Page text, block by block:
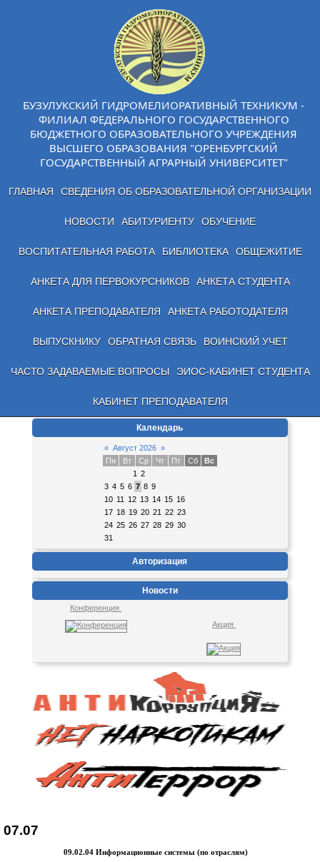
БУЗУЛУКСКИЙ ГИДРОМЕЛИОРАТИВНЫЙ ТЕХНИКУМ -
ФИЛИАЛ ФЕДЕРАЛЬНОГО ГОСУДАРСТВЕННОГО
БЮДЖЕТНОГО ОБРАЗОВАТЕЛЬНОГО УЧРЕЖДЕНИЯ
ВЫСШЕГО ОБРАЗОВАНИЯ "ОРЕНБУРГСКИЙ
ГОСУДАРСТВЕННЫЙ АГРАРНЫЙ УНИВЕРСИТЕТ"
ГЛАВНАЯ СВЕДЕНИЯ ОБ ОБРАЗОВАТЕЛЬНОЙ ОРГАНИЗАЦИИ
НОВОСТИ АБИТУРИЕНТУ ОБУЧЕНИЕ
ВОСПИТАТЕЛЬНАЯ РАБОТА БИБЛИОТЕКА ОБЩЕЖИТИЕ
АНКЕТА ДЛЯ ПЕРВОКУРСНИКОВ АНКЕТА СТУДЕНТА
АНКЕТА ПРЕПОДАВАТЕЛЯ АНКЕТА РАБОТОДАТЕЛЯ
ВЫПУСКНИКУ ОБРАТНАЯ СВЯЗЬ ВОИНСКИЙ УЧЕТ
ЧАСТО ЗАДАВАЕМЫЕ ВОПРОСЫ ЭИОС-КАБИНЕТ СТУДЕНТА
КАБИНЕТ ПРЕПОДАВАТЕЛЯ
Календарь
« Август 2026 »
Пн
Вт Ср Чт Пт Сб
Вс
1 2
3 4 5 6 7 8 9
10 11 12 13 14 15 16
17 18 19 20 21 22 23
24 25 26 27 28 29 30
31
Авторизация
Новости
Конференция
Акция
07.07
09.02.04 Информационные системы (по отраслям)